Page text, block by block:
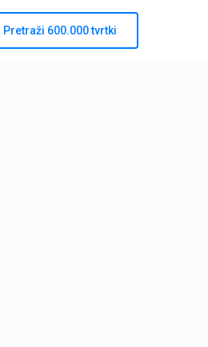
Pretraži 600.000 tvrtki